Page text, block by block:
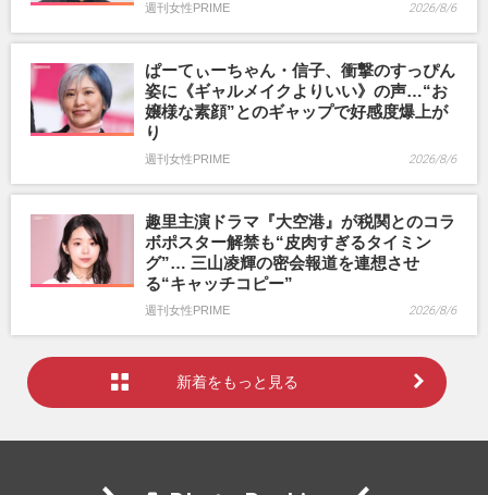
週刊女性PRIME 2026/8/6
ぱーてぃーちゃん・信子、衝撃のすっぴん
姿に《ギャルメイクよりいい》の声…“お
嬢様な素顔”とのギャップで好感度爆上が
り
週刊女性PRIME 2026/8/6
趣里主演ドラマ『大空港』が税関とのコラ
ボポスター解禁も“皮肉すぎるタイミン
グ”… 三山凌輝の密会報道を連想させ
る“キャッチコピー”
週刊女性PRIME 2026/8/6
新着をもっと見る